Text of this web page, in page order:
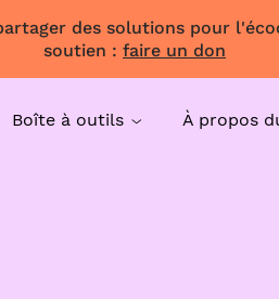
des solutions pour
soutien : faire un don
Boîte à outils À propos